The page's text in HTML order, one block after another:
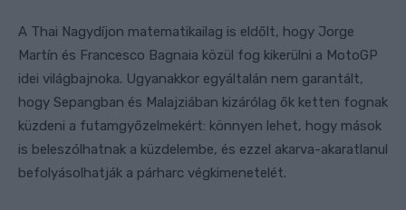
A Thai Nagydíjon matematikailag is eldőlt, hogy Jorge
Martín és Francesco Bagnaia közül fog kikerülni a MotoGP
idei világbajnoka. Ugyanakkor egyáltalán nem garantált,
hogy Sepangban és Malajziában kizárólag ők ketten fognak
küzdeni a futamgyőzelmekért: könnyen lehet, hogy mások
is beleszólhatnak a küzdelembe, és ezzel akarva-akaratlanul
befolyásolhatják a párharc végkimenetelét.